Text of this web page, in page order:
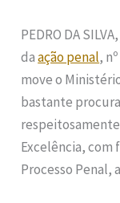
PEDRO DA
daação penal,
move o
bastante
Excelência, com
Processo Penal,